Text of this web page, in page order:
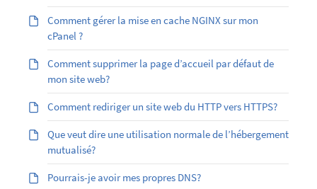
Comment gérer la mise en cache NGINX sur mon
cPanel ?
Comment supprimer la page d’accueil par défaut de
mon site web?
Comment rediriger un site web du HTTP vers HTTPS?
Que veut dire une utilisation normale de l’hébergement
mutualisé?
Pourrais-je avoir mes propres DNS?